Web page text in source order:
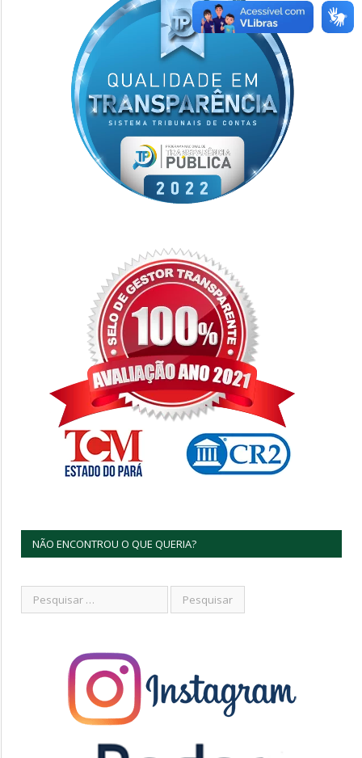
NÃO ENCONTROU O QUE QUERIA?